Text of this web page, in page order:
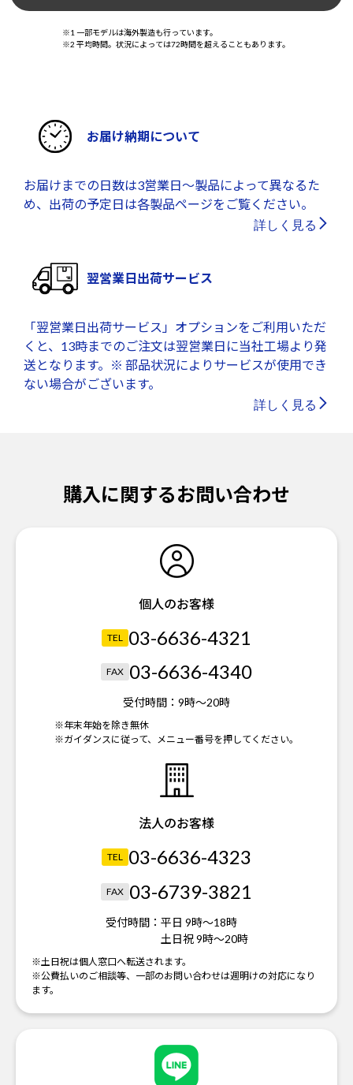
※1 一部モデルは海外製造も行っています。
※2 平均時間。状況によっては72時間を超えることもあります。
お届け納期について
お届けまでの日数は3営業日～製品によって異なるた
め、出荷の予定日は各製品ページをご覧ください。
詳しく見る
翌営業日出荷サービス
「翌営業日出荷サービス」オプションをご利用いただ
くと、13時までのご注文は翌営業日に当社工場より発
送となります。※ 部品状況によりサービスが使用でき
ない場合がございます。
詳しく見る
購入に関するお問い合わせ
個人のお客様
TEL 03-6636-4321
FAX 03-6636-4340
受付時間： 9時～20時
※年末年始を除き無休
※ガイダンスに従って、メニュー番号を押してください。
法人のお客様
TEL 03-6636-4323
FAX 03-6739-3821
受付時間： 平日 9時～18時
土日祝 9時～20時
※土日祝は個人窓口へ転送されます。
※公費払いのご相談等、一部のお問い合わせは週明けの対応になり
ます。